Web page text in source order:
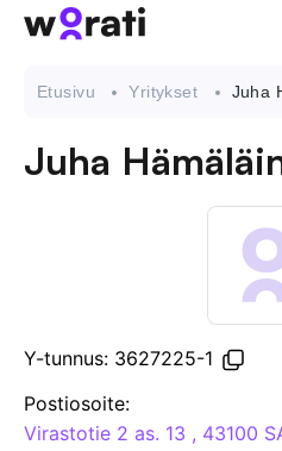
API
Etusivu Yritykset Juha
Juha
Y-tunnus: 3627225-1
Postiosoite:
Virastotie 2 as. 13 , 43100